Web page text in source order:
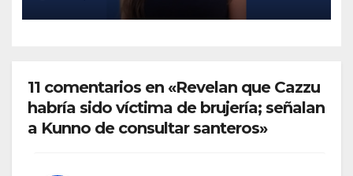
11 comentarios en «Revelan que Cazzu
habría sido víctima de brujería; señalan
a Kunno de consultar santeros»